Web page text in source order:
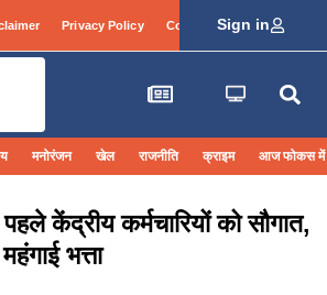
Privacy Policy Contact Info Login
Sign in
मनोरंजन खेल राजनीति क्राइम आज फोकस में
केंद्रीय कर्मचारियों को सौगात,
भत्ता